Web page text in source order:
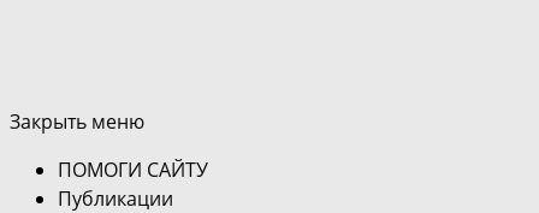
Закрыть меню
ПОМОГИ САЙТУ
Публикации